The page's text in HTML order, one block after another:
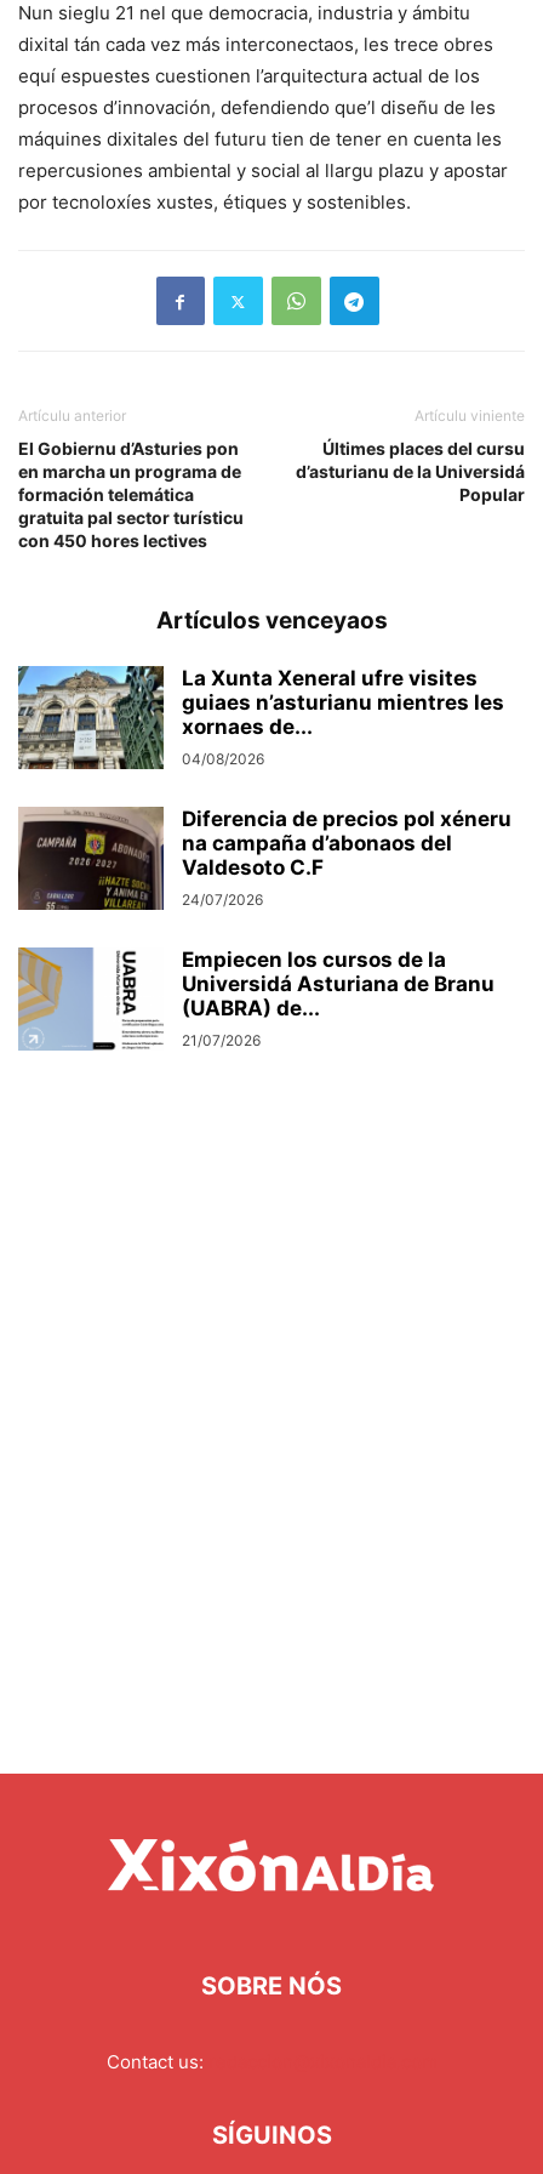
Nun sieglu 21 nel que democracia, industria y ámbitu
dixital tán cada vez más interconectaos, les trece obres
equí espuestes cuestionen l’arquitectura actual de los
procesos d’innovación, defendiendo que’l diseñu de les
máquines dixitales del futuru tien de tener en cuenta les
repercusiones ambiental y social al llargu plazu y apostar
por tecnoloxíes xustes, étiques y sostenibles.
Artículu anterior
El Gobiernu d’Asturies pon
en marcha un programa de
formación telemática
gratuita pal sector turísticu
con 450 hores lectives
Artículu viniente
Últimes places del cursu
d’asturianu de la Universidá
Popular
Artículos venceyaos
La Xunta Xeneral ufre visites
guiaes n’asturianu mientres les
xornaes de...
04/08/2026
Diferencia de precios pol xéneru
na campaña d’abonaos del
Valdesoto C.F
24/07/2026
Empiecen los cursos de la
Universidá Asturiana de Branu
(UABRA) de...
21/07/2026
SOBRE NÓS
Contact us:
SÍGUINOS